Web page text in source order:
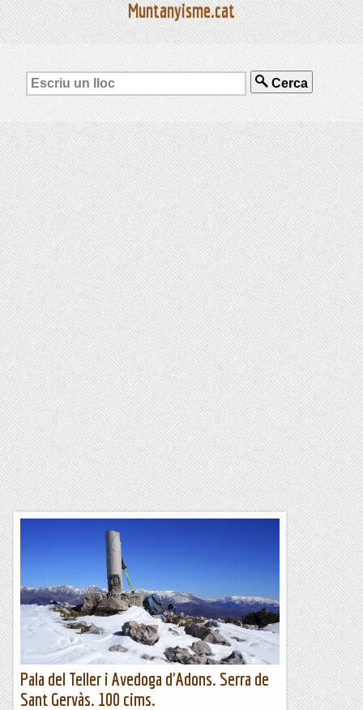
Muntanyisme.cat
Cerca
Pala del Teller i Avedoga d'Adons. Serra de
Sant Gervàs. 100 cims.